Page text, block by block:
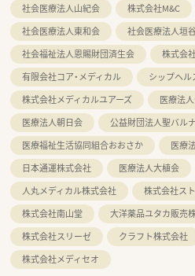
社会医療法人山紀会
株式会社M&C
社会医療法人東和会
社会医療法人垣
社会福祉法人恩賜財団済生会
株式会
有限会社コア・メディカル
シップヘ
株式会社メディカルユアーズ
医療法
医療法人朝日会
公益財団法人聖バル
医療福祉生活協同組合おおさか
医療
日本通運株式会社
医療法人大植会
人丸メディカル株式会社
株式会社ス
株式会社南山堂
大洋薬品ユタカ販売
株式会社スリーゼ
クラフト株式会社
株式会社メディセオ